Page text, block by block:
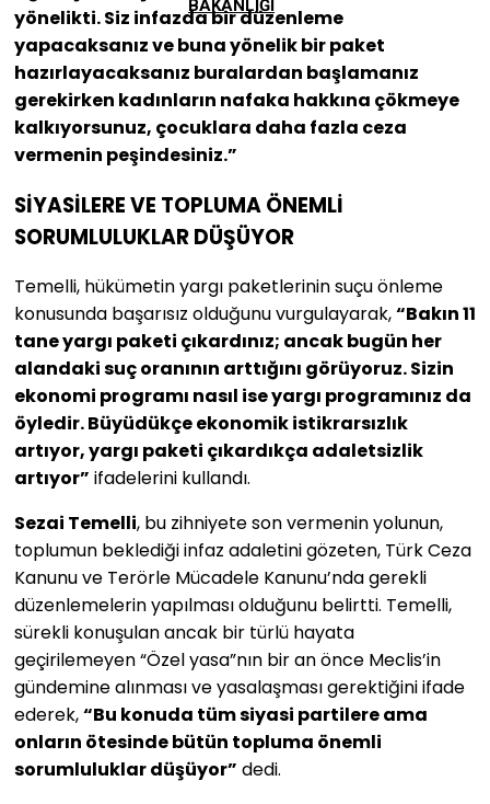
BAKANLIĞI
yönelikti. Siz infazda bir düzenleme
yapacaksanız ve buna yönelik bir paket
hazırlayacaksanız buralardan başlamanız
gerekirken kadınların nafaka hakkına çökmeye
kalkıyorsunuz, çocuklara daha fazla ceza
vermenin peşindesiniz.”
SİYASİLERE VE TOPLUMA ÖNEMLİ
SORUMLULUKLAR DÜŞÜYOR
Temelli, hükümetin yargı paketlerinin suçu önleme
konusunda başarısız olduğunu vurgulayarak,“Bakın 11
tane yargı paketi çıkardınız; ancak bugün her
alandaki suç oranının arttığını görüyoruz. Sizin
ekonomi programı nasıl ise yargı programınız da
öyledir. Büyüdükçe ekonomik istikrarsızlık
artıyor, yargı paketi çıkardıkça adaletsizlik
artıyor” ifadelerini kullandı.
Sezai Temelli, bu zihniyete son vermenin yolunun,
toplumun beklediği infaz adaletini gözeten, Türk Ceza
Kanunu ve Terörle Mücadele Kanunu’nda gerekli
düzenlemelerin yapılması olduğunu belirtti. Temelli,
sürekli konuşulan ancak bir türlü hayata
geçirilemeyen “Özel yasa”nın bir an önce Meclis’in
gündemine alınması ve yasalaşması gerektiğini ifade
ederek,“Bu konuda tüm siyasi partilere ama
onların ötesinde bütün topluma önemli
sorumluluklar düşüyor” dedi.